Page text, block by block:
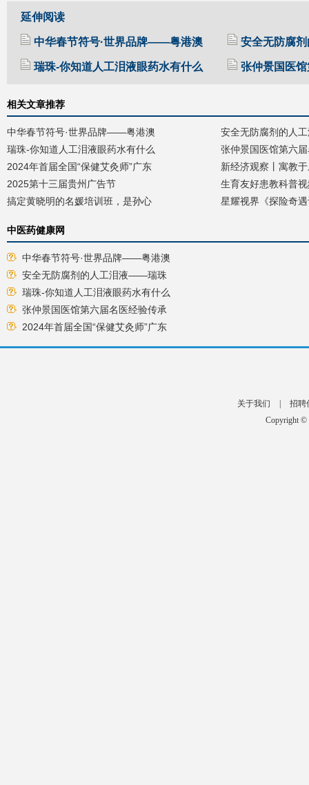
延伸阅读
中华春节符号·世界品牌——粤港澳 安全无防腐
瑞珠-你知道人工泪液眼药水有什么 张仲景国医
相关文章推荐
中华春节符号·世界品牌——粤港澳
安全无防腐剂的人
瑞珠-你知道人工泪液眼药水有什么
张仲景国医馆第六
2024年首届全国“保健艾灸师”广东
新经济观察丨寓教
2025第十三届贵州广告节
生育友好患教科普
搞定黄晓明的名媛培训班，是孙心
星耀视界《探险奇
中医药健康网
中华春节符号·世界品牌——粤港澳
安全无防腐剂的人工泪液——瑞珠
瑞珠-你知道人工泪液眼药水有什么
张仲景国医馆第六届名医经验传承
2024年首届全国“保健艾灸师”广东
关于我们
招聘
Copyright ©